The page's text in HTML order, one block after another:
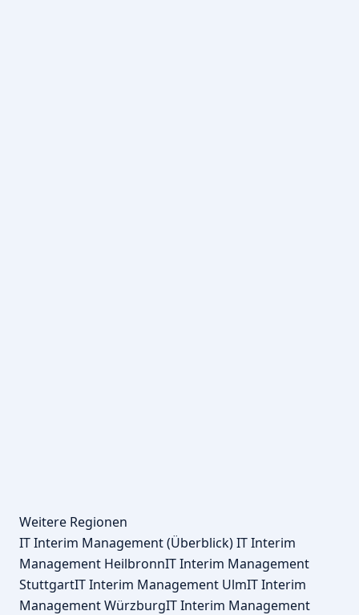
Weitere Regionen
IT Interim Management (Überblick)IT Interim
Management HeilbronnIT Interim Management
StuttgartIT Interim Management UlmIT Interim
Management WürzburgIT Interim Management